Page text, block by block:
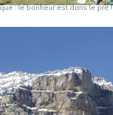
: le bonheur est dans le pré !